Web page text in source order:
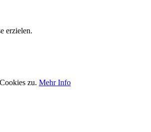
erzielen.
zu. Mehr Info